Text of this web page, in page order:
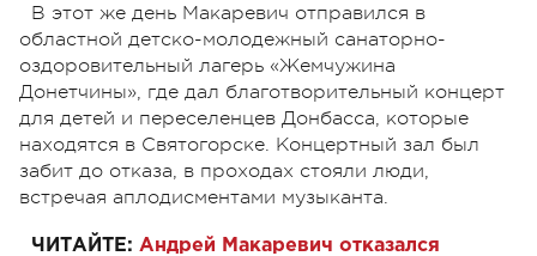
В этот же день Макаревич отправился в
областной детско-молодежный санаторно-
оздоровительный лагерь «Жемчужина
Донетчины», где дал благотворительный концерт
для детей и переселенцев Донбасса, которые
находятся в Святогорске. Концертный зал был
забит до отказа, в проходах стояли люди,
встречая аплодисментами музыканта.
ЧИТАЙТЕ: Андрей Макаревич отказался